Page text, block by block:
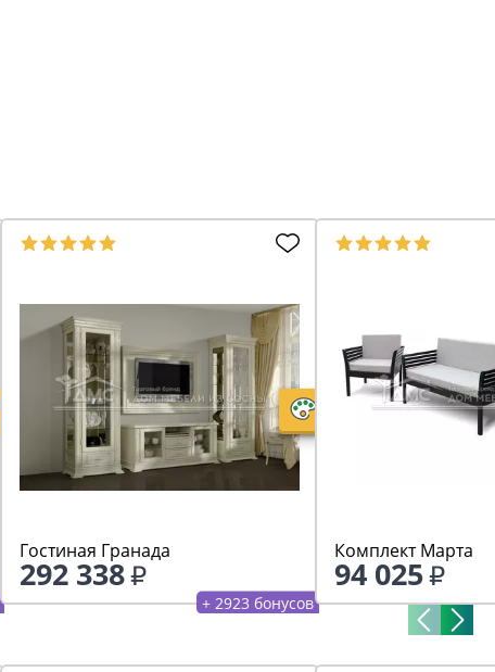
Гостиная Гранада
292 338
+ 2923 бонусов
Комплект Марта
94 025